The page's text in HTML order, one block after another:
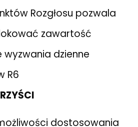
Rozgłosu pozwala
zawartość
dzienne
R6
dostosowania